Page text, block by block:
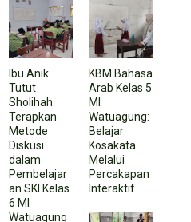
Ibu Anik
Tutut
Sholihah
Terapkan
Metode
Diskusi
dalam
Pembelajar
an SKI Kelas
6 MI
Watuagung
KBM Bahasa
Arab Kelas 5
MI
Watuagung:
Belajar
Kosakata
Melalui
Percakapan
Interaktif